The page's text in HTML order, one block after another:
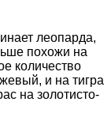
леопарда,
похожи на
количество
и на тигра
на золотисто-